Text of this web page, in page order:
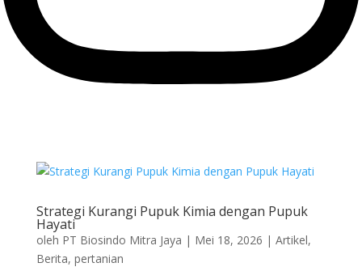
Strategi Kurangi Pupuk Kimia dengan Pupuk
Hayati
oleh PT Biosindo Mitra Jaya | Mei 18, 2026 | Artikel,
Berita, pertanian